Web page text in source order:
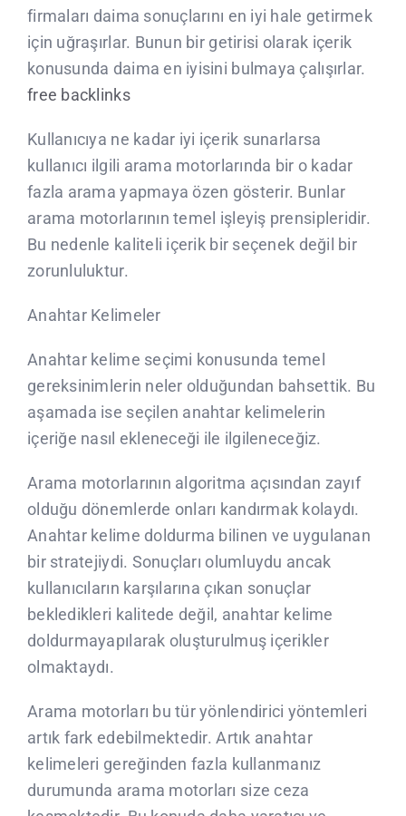
firmaları daima sonuçlarını en iyi hale getirmek
için uğraşırlar. Bunun bir getirisi olarak içerik
konusunda daima en iyisini bulmaya çalışırlar.
free backlinks
Kullanıcıya ne kadar iyi içerik sunarlarsa
kullanıcı ilgili arama motorlarında bir o kadar
fazla arama yapmaya özen gösterir. Bunlar
arama motorlarının temel işleyiş prensipleridir.
Bu nedenle kaliteli içerik bir seçenek değil bir
zorunluluktur.
Anahtar Kelimeler
Anahtar kelime seçimi konusunda temel
gereksinimlerin neler olduğundan bahsettik. Bu
aşamada ise seçilen anahtar kelimelerin
içeriğe nasıl ekleneceği ile ilgileneceğiz.
Arama motorlarının algoritma açısından zayıf
olduğu dönemlerde onları kandırmak kolaydı.
Anahtar kelime doldurma bilinen ve uygulanan
bir stratejiydi. Sonuçları olumluydu ancak
kullanıcıların karşılarına çıkan sonuçlar
bekledikleri kalitede değil, anahtar kelime
doldurmayapılarak oluşturulmuş içerikler
olmaktaydı.
Arama motorları bu tür yönlendirici yöntemleri
artık fark edebilmektedir. Artık anahtar
kelimeleri gereğinden fazla kullanmanız
durumunda arama motorları size ceza